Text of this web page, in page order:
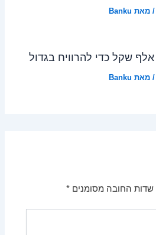
/ מאת Banku
/ מאת Banku
שדות החובה מסומנים*